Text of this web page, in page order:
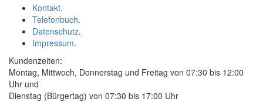
Kontakt.
Telefonbuch.
Datenschutz.
Impressum.
Kundenzeiten:
Montag, Mittwoch, Donnerstag und Freitag von 07:30 bis 12:00
Uhr und
Dienstag (Bürgertag) von 07:30 bis 17:00 Uhr